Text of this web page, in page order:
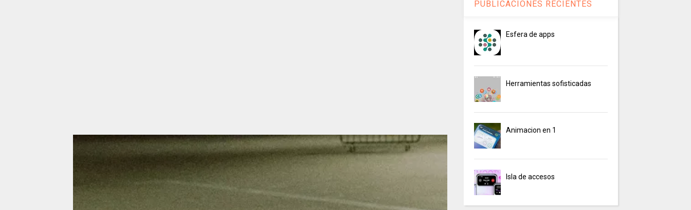
PUBLICACIONES RECIENTES
Esfera de apps
Herramientas sofisticadas
Animacion en 1
Isla de accesos